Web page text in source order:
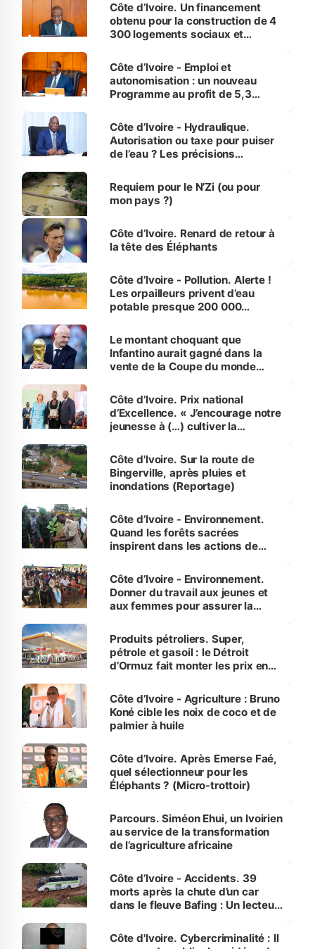
Côte d’Ivoire. Un financement
obtenu pour la construction de 4
300 logements sociaux et
et Yamoussoukro
Côte d’Ivoire - Emploi et
autonomisation : un nouveau
Programme au profit de 5,3
Côte d’Ivoire - Hydraulique.
Autorisation ou taxe pour puiser
de l’eau ? Les précisions
Requiem pour le N’Zi (ou pour
mon pays ?)
Côte d’Ivoire. Renard de retour à
la tête des Éléphants
Côte d’Ivoire - Pollution. Alerte !
Les orpailleurs privent d’eau
potable presque 200 000
Le montant choquant que
Infantino aurait gagné dans la
vente de la Coupe du monde
Côte d’Ivoire. Prix national
d’Excellence. « J’encourage notre
jeunesse à (…) cultiver la
(Alassane Ouattara
Côte d'Ivoire. Sur la route de
Bingerville, après pluies et
inondations (Reportage)
Côte d’Ivoire - Environnement.
Quand les forêts sacrées
inspirent dans les actions de
Côte d’Ivoire - Environnement.
Donner du travail aux jeunes et
aux femmes pour assurer la
menacées
Produits pétroliers. Super,
pétrole et gasoil : le Détroit
d’Ormuz fait monter les prix en
Côte d’Ivoire - Agriculture : Bruno
Koné cible les noix de coco et de
palmier à huile
Côte d’Ivoire. Après Emerse Faé,
quel sélectionneur pour les
Éléphants ? (Micro-trottoir)
Parcours. Siméon Ehui, un Ivoirien
au service de la transformation
de l’agriculture africaine
Côte d’Ivoire - Accidents. 39
morts après la chute d’un car
dans le fleuve Bafing : Un lecteur
des Transports
Côte d'Ivoire. Cybercriminalité : Il